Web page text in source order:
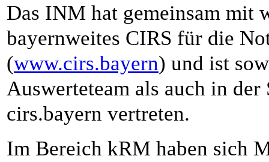
Das INM hat gemeinsam mit
bayernweites CIRS für die
(www.cirs.bayern) und ist
Auswerteteam als auch in der
cirs.bayern vertreten.
Im Bereich kRM haben sich